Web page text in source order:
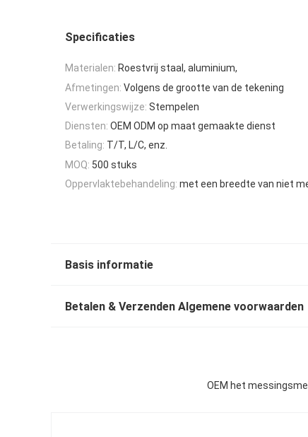
Specificaties
Materialen: Roestvrij staal, aluminium,
Afmetingen: Volgens de grootte van de tekening
Verwerkingswijze: Stempelen
Diensten: OEM ODM op maat gemaakte dienst
Betaling: T/T, L/C, enz.
MOQ: 500 stuks
Oppervlaktebehandeling: met een breedte van niet
Basis informatie
Betalen & Verzenden Algemene voorwaarden
OEM het